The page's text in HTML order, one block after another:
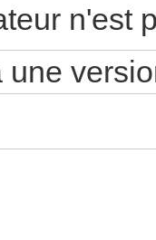
n'est
une